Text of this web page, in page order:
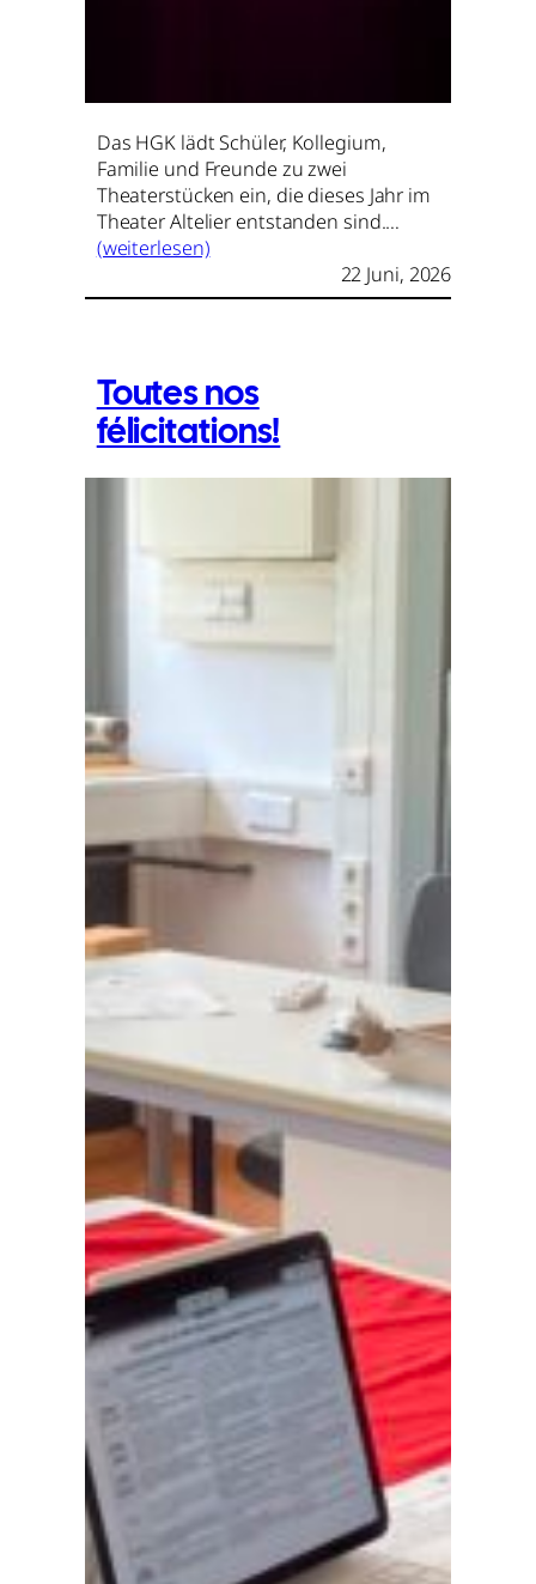
Das HGK lädt Schüler, Kollegium,
Familie und Freunde zu zwei
Theaterstücken ein, die dieses Jahr im
Theater Altelier entstanden sind.…
(weiterlesen)
22 Juni, 2026
Toutes nos
félicitations!